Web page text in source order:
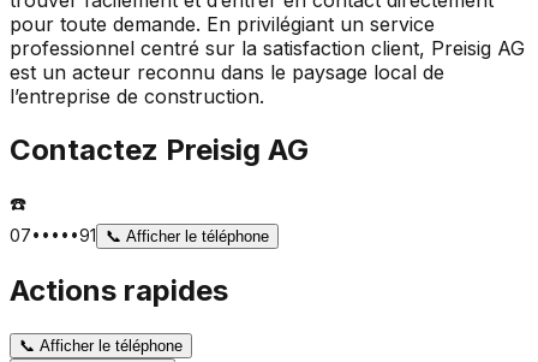
pour toute demande. En privilégiant un service
professionnel centré sur la satisfaction client, Preisig AG
est un acteur reconnu dans le paysage local de
l’entreprise de construction.
Contactez Preisig AG
☎️
07•••••91 📞 Afficher le téléphone
Actions rapides
📞 Afficher le téléphone